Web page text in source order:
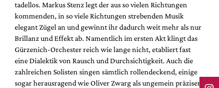
tadellos. Markus Stenz legt der aus so vielen Richtungen
kommenden, in so viele Richtungen strebenden Musik
elegant Zügel an und gewinnt ihr dadurch weit mehr als nur
Brillanz und Effekt ab. Namentlich im ersten Akt klingt das
Gürzenich-Orchester reich wie lange nicht, etabliert fast
eine Dialektik von Rausch und Durchsichtigkeit. Auch die
zahlreichen Solisten singen sämtlich rollendeckend, einige
sogar herausragend wie Oliver Zwarg als ungemein präziser